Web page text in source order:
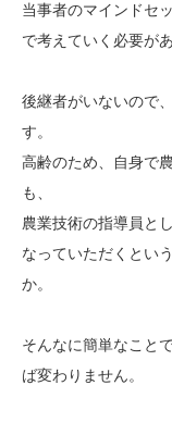
当事者のマインドセ
で考えていく必要が
後継者がいないので
す。
高齢のため、自身で
も、
農業技術の指導員と
なっていただくとい
か。
そんなに簡単なこと
ば変わりません。